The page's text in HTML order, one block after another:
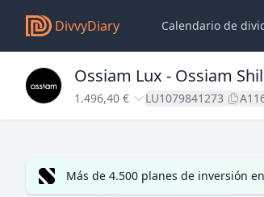
DivvyDiary Calendario de
Ossiam Lux - Ossiam
1.496,40 € LU1079841273
Más de 4.500 planes de inversión